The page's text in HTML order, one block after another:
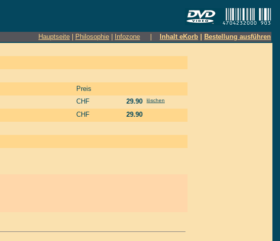
Hauptseite Philosophie Infozone Inhalt eKorb Bestellung ausführen
Preis
CHF 29.90 löschen
CHF 29.90